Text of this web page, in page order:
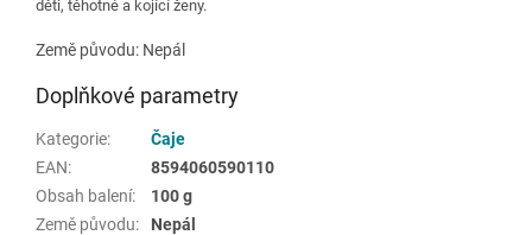
děti, těhotné a kojící ženy.
Země původu: Nepál
Doplňkové parametry
Kategorie:
Čaje
EAN:
8594060590110
Obsah balení:
100 g
Země původu: Nepál